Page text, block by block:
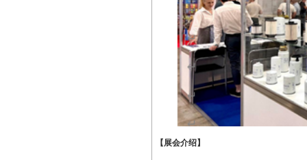
【展会介绍】